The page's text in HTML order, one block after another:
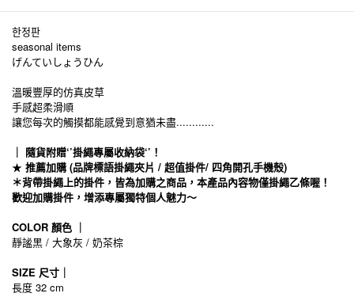
한정판
seasonal items
げんていしょうひん
溫暖豐厚的仿真皮草
手感超柔滑順
讓您每次的觸摸都能感覺到意猶未盡............
｜ 隨貨附贈‘’掛繩專屬收納袋‘’！
★ 推薦加購 (品牌標語掛繩夾片 / 超值掛件/ 四角開孔手機殼)
＊背帶掛繩上的掛件，皆為加購之商品，本產品內容物僅掛繩乙條喔！
歡迎加購掛件，增添專屬獨特個人魅力～
COLOR 顏色 ｜
靜謐黑 / 大象灰 / 奶茶棕
SIZE 尺寸｜
長度 32 cm